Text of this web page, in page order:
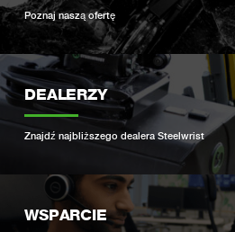
Poznaj naszą ofertę
DEALERZY
Znajdź najbliższego dealera Steelwrist
WSPARCIE